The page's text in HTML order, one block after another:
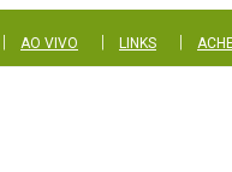
AO VIVO LINKS